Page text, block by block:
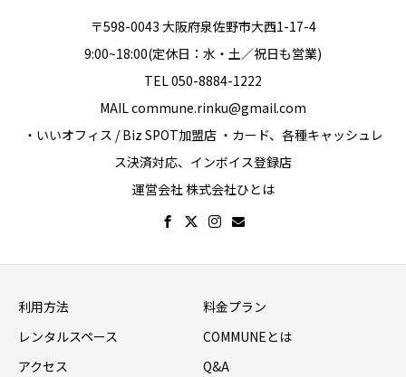
〒598-0043 大阪府泉佐野市大西1-17-4
9:00~18:00(定休日：水・土／祝日も営業)
TEL 050-8884-1222
MAIL commune.rinku@gmail.com
・いいオフィス / Biz SPOT加盟店 ・カード、各種キャッシュレ
ス決済対応、インボイス登録店
運営会社 株式会社ひとは
利用方法
料金プラン
レンタルスペース
COMMUNEとは
アクセス
Q&A